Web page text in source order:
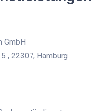
GmbH
, 22307, Hamburg